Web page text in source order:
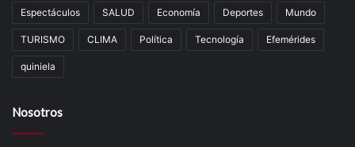
Espectáculos SALUD Economía Deportes Mundo
TURISMO CLIMA Política Tecnología Efemérides
quiniela
Nosotros